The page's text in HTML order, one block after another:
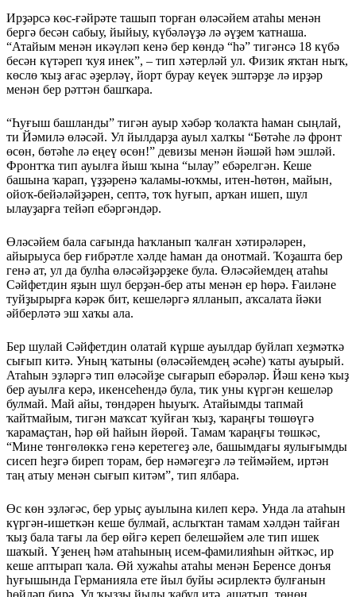
Ирҙәрсә көс-ғәйрәте ташып торған өләсәйем атаһы менән
бергә бесән сабыу, йыйыу, күбәләүҙә лә әүҙем ҡатнаша.
“Атайым менән икәүләп кенә бер көндә “һә” тигәнсә 18 күбә
бесән күтәреп ҡуя инек”, – тип хәтерләй ул. Физик яҡтан ныҡ,
көслө ҡыҙ ағас әҙерләү, йорт бурау кеүек эштәрҙе лә ирҙәр
менән бер рәттән башҡара.
“Һуғыш башланды” тигән ауыр хәбәр ҡолаҡта һаман сыңлай,
ти Йәмилә өләсәй. Ул йылдарҙа ауыл халҡы “Бөтәһе лә фронт
өсөн, бөтәһе лә еңеү өсөн!” девизы менән йәшәй һәм эшләй.
Фронтҡа тип ауылға йыш ҡына “ылау” ебәрелгән. Кеше
башына ҡарап, үҙҙәренә ҡаламы-юҡмы, итен-һөтөн, майын,
ойоҡ-бейәләй­ҙәрен, септә, тоҡ һуғып, арҡан ишеп, шул
ылауҙарға тейәп ебәргәндәр.
Өләсәйем бала сағында һаҡланып ҡалған хәтирәләрен,
айырыуса бер ғибрәтле хәлде һаман да онотмай. Ҡоҙашта бер
генә ат, ул да булһа өләсәйҙәрҙеке була. Өләсәйемдең атаһы
Сәйфетдин яҙын шул берҙән-бер аты менән ер һөрә. Ғаиләне
туйҙырырға кәрәк бит, кешеләргә ялланып, аҡсалата йәки
әйберләтә эш хаҡы ала.
Бер шулай Сәйфетдин олатай күрше ауылдар буйлап хеҙмәткә
сығып китә. Уның ҡатыны (өләсәйемдең әсәһе) ҡаты ауырый.
Атаһын эҙләргә тип өләсәйҙе сығарып ебәрәләр. Йәш кенә ҡыҙ
бер ауылға керә, икенсеһендә була, тик уны күргән кешеләр
булмай. Май айы, төндәрен һыуыҡ. Атайымды тапмай
ҡайтмайым, тигән маҡсат ҡуйған ҡыҙ, ҡараңғы төшөүгә
ҡарамаҫтан, һәр өй һайын йөрөй. Тамам ҡараңғы төшкәс,
“Мине төнгөлөккә генә керетегеҙ әле, башымдағы яулығымды
сисеп һеҙгә биреп торам, бер нәмәгеҙгә лә теймәйем, иртән
таң атыу менән сығып китәм”, тип ялбара.
Өс көн эҙләгәс, бер урыҫ ауылына килеп керә. Унда ла атаһын
күргән-ишеткән кеше булмай, аслыҡтан тамам хәлдән тайған
ҡыҙ бала тағы ла бер өйгә кереп белешәйем әле тип ишек
шаҡый. Үҙенең һәм атаһының исем-фамилияһын әйткәс, ир
кеше аптырап ҡала. Өй хужаһы атаһы менән Беренсе донъя
һуғышында Германияла ете йыл буйы әсирлектә булғанын
һөйләп бирә. Ул ҡыҙҙы йылы ҡабул итә, ашатып, төнөн